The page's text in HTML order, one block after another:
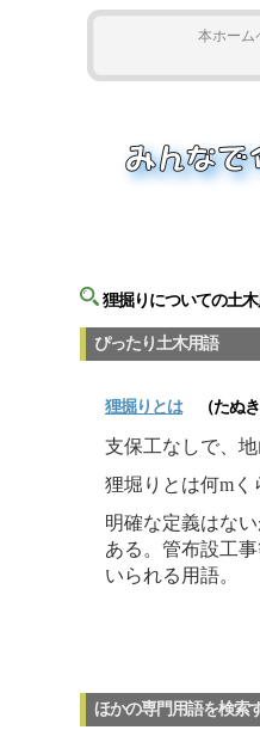
本ホーム
狸掘りについての土
ぴったり土木用語
狸掘り とは（たぬき
支保工なしで、地
狸堀りとは何mく
明確な定義はな
ある。管布設工
いられる用語。
ほかの専門用語を検索